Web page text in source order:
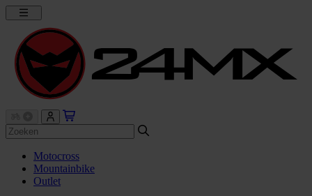
Motocross
Mountainbike
Outlet